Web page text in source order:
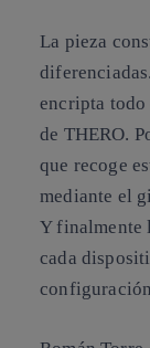
La pieza
encripta
de THERO.
que recoge
mediante el
Y finalmente
cada